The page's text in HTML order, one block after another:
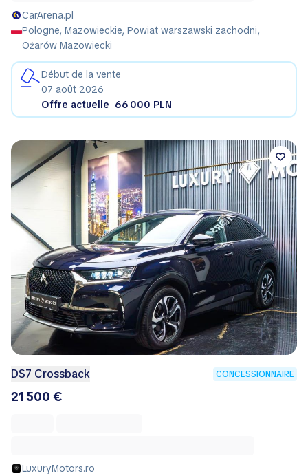
CarArena.pl
Pologne, Mazowieckie, Powiat warszawski zachodni,
Ożarów Mazowiecki
Début de la vente
07 août 2026
Offre actuelle 66 000 PLN
DS7 Crossback CONCESSIONNAIRE
21 500 €
LuxuryMotors.ro